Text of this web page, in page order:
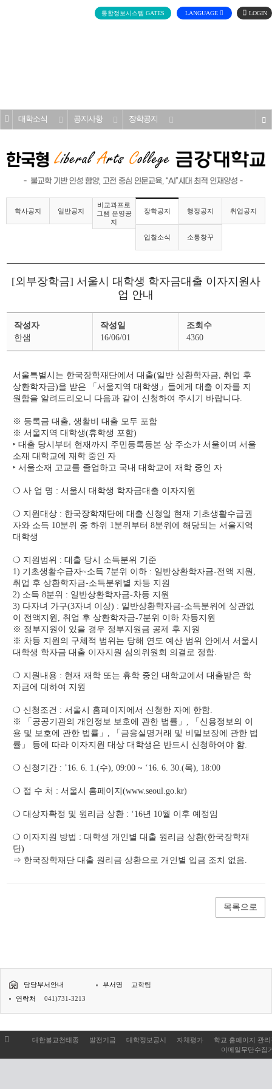
통합정보시스템 GATES LANGUAGE
로
그
대학소식 공지사항 장학공지
학사공지 일반공지
비교과프로
그램 운영공
지
장학공지 행정공지 취업공지
입찰소식 소통창꾸
상
이
[외부장학금] 서울시 대학생 학자금대출 이자지원사
업 안내
작성자
한샘
작성일
16/06/01
조회수
4360
서울특별시는 한국장학재단에서 대출(일반 상환학자금, 취업 후
상환학자금)을 받은 「서울지역 대학생」들에게 대출 이자를 지
원함을 알려드리오니 다음과 같이 신청하여 주시기 바랍니다.
※ 등록금 대출, 생활비 대출 모두 포함
※ 서울지역 대학생(휴학생 포함)
‣ 대출 당시부터 현재까지 주민등록등본 상 주소가 서울이며 서울
소재 대학교에 재학 중인 자
‣ 서울소재 고교를 졸업하고 국내 대학교에 재학 중인 자
❍ 사 업 명 : 서울시 대학생 학자금대출 이자지원
❍ 지원대상 : 한국장학재단에 대출 신청일 현재 기초생활수급권
자와 소득 10분위 중 하위 1분위부터 8분위에 해당되는 서울지역
대학생
❍ 지원범위 : 대출 당시 소득분위 기준
1) 기초생활수급자~소득 7분위 이하 : 일반상환학자금-전액 지원,
취업 후 상환학자금-소득분위별 차등 지원
2) 소득 8분위 : 일반상환학자금-차등 지원
3) 다자녀 가구(3자녀 이상) : 일반상환학자금-소득분위에 상관없
이 전액지원, 취업 후 상환학자금-7분위 이하 차등지원
※ 정부지원이 있을 경우 정부지원금 공제 후 지원
※ 차등 지원의 구체적 범위는 당해 연도 예산 범위 안에서 서울시
대학생 학자금 대출 이자지원 심의위원회 의결로 정함.
❍ 지원내용 : 현재 재학 또는 휴학 중인 대학교에서 대출받은 학
자금에 대하여 지원
❍ 신청조건 : 서울시 홈페이지에서 신청한 자에 한함.
※ 「공공기관의 개인정보 보호에 관한 법률」, 「신용정보의 이
용 및 보호에 관한 법률」, 「금융실명거래 및 비밀보장에 관한 법
률」 등에 따라 이자지원 대상 대학생은 반드시 신청하여야 함.
❍ 신청기간 : ’16. 6. 1.(수), 09:00 ~ ‘16. 6. 30.(목), 18:00
❍ 접 수 처 : 서울시 홈페이지(www.seoul.go.kr)
❍ 대상자확정 및 원리금 상환 : ‘16년 10월 이후 예정임
❍ 이자지원 방법 : 대학생 개인별 대출 원리금 상환(한국장학재
단)
⇒ 한국장학재단 대출 원리금 상환으로 개인별 입금 조치 없음.
목록으로
담당부서안내 부서명
교학팀
연락처
041)731-3213
대한불교천태종 발전기금 대학정보공시 자체평가
학교 홈페이지 관
이메일무단수집